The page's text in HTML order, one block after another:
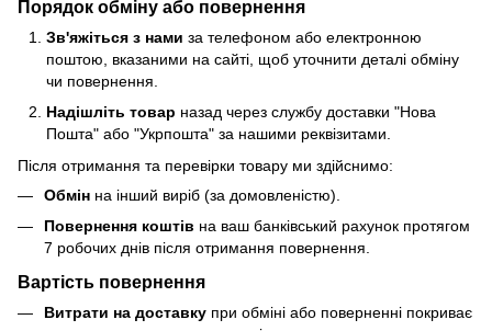
Порядок обміну або повернення
Зв'яжіться з нами за телефоном або електронною
поштою, вказаними на сайті, щоб уточнити деталі обміну
чи повернення.
Надішліть товар назад через службу доставки "Нова
Пошта" або "Укрпошта" за нашими реквізитами.
Після отримання та перевірки товару ми здійснимо:
Обмін на інший виріб (за домовленістю).
Повернення коштів на ваш банківський рахунок протягом
7 робочих днів після отримання повернення.
Вартість повернення
Витрати на доставку при обміні або поверненні покриває